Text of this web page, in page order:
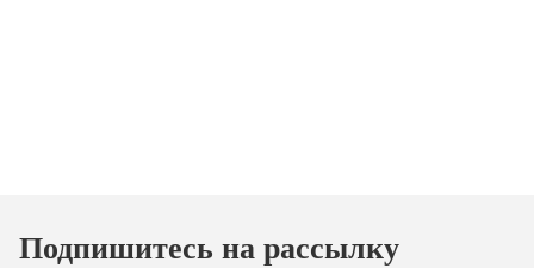
Подпишитесь на рассылку